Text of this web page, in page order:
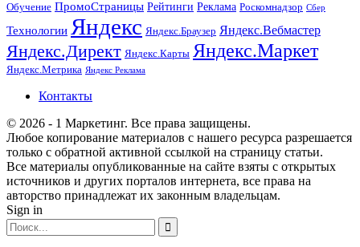
Обучение ПромоСтраницы Рейтинги Реклама Роскомнадзор Сбер
Технологии Яндекс Яндекс.Браузер Яндекс.Вебмастер
Яндекс.Директ Яндекс.Карты Яндекс.Маркет
Яндекс.Метрика Яндекс Реклама
Контакты
© 2026 - 1 Маркетинг. Все права защищены.
Любое копирование материалов с нашего ресурса разрешается
только с обратной активной ссылкой на страницу статьи.
Все материалы опубликованные на сайте взяты с открытых
источников и других порталов интернета, все права на
авторство принадлежат их законным владельцам.
Sign in